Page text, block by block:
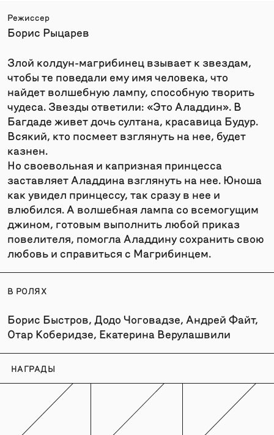
Режиссер
Борис Рыцарев
Злой колдун-магрибинец взывает к звездам,
чтобы те поведали ему имя человека, что
найдет волшебную лампу, способную творить
чудеса. Звезды ответили: «Это Аладдин». В
Багдаде живет дочь султана, красавица Будур.
Всякий, кто посмеет взглянуть на нее, будет
казнен.
Но своевольная и капризная принцесса
заставляет Аладдина взглянуть на нее. Юноша
как увидел принцессу, так сразу в нее и
влюбился. А волшебная лампа со всемогущим
джином, готовым выполнить любой приказ
повелителя, помогла Аладдину сохранить свою
любовь и справиться с Магрибинцем.
В РОЛЯХ
Борис Быстров, Додо Чоговадзе, Андрей Файт,
Отар Коберидзе, Екатерина Верулашвили
НАГРАДЫ